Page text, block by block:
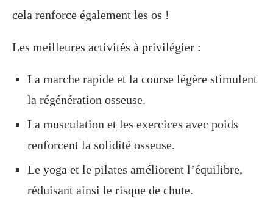
cela renforce également les os !
Les meilleures activités à privilégier :
La marche rapide et la course légère stimulent
la régénération osseuse.
La musculation et les exercices avec poids
renforcent la solidité osseuse.
Le yoga et le pilates améliorent l’équilibre,
réduisant ainsi le risque de chute.